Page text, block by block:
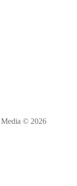
Media © 2026